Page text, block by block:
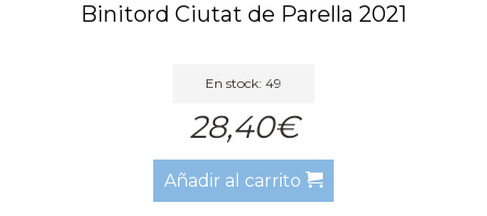
Binitord Ciutat de Parella 2021
En stock: 49
28,40€
Añadir al carrito